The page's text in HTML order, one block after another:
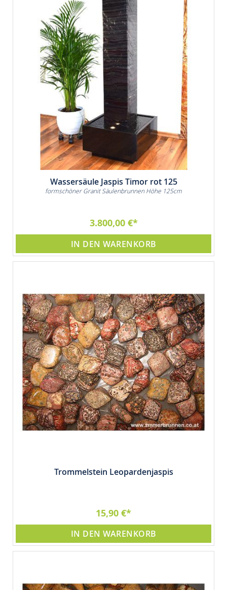
Wassersäule Jaspis Timor rot 125
formschöner Granit Säulenbrunnen Höhe 125cm
3.800,00 €
IN DEN WARENKORB
Trommelstein Leopardenjaspis
15,90 €
IN DEN WARENKORB